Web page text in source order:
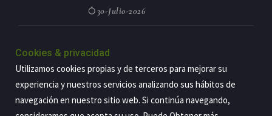
30-Julio-2026
negocio agro con un modelo global
países
29-Julio-2026
Cookies & privacidad
Utilizamos cookies propias y de terceros para mejorar su
experiencia y nuestros servicios analizando sus hábitos de
navegación en nuestro sitio web. Si continúa navegando,